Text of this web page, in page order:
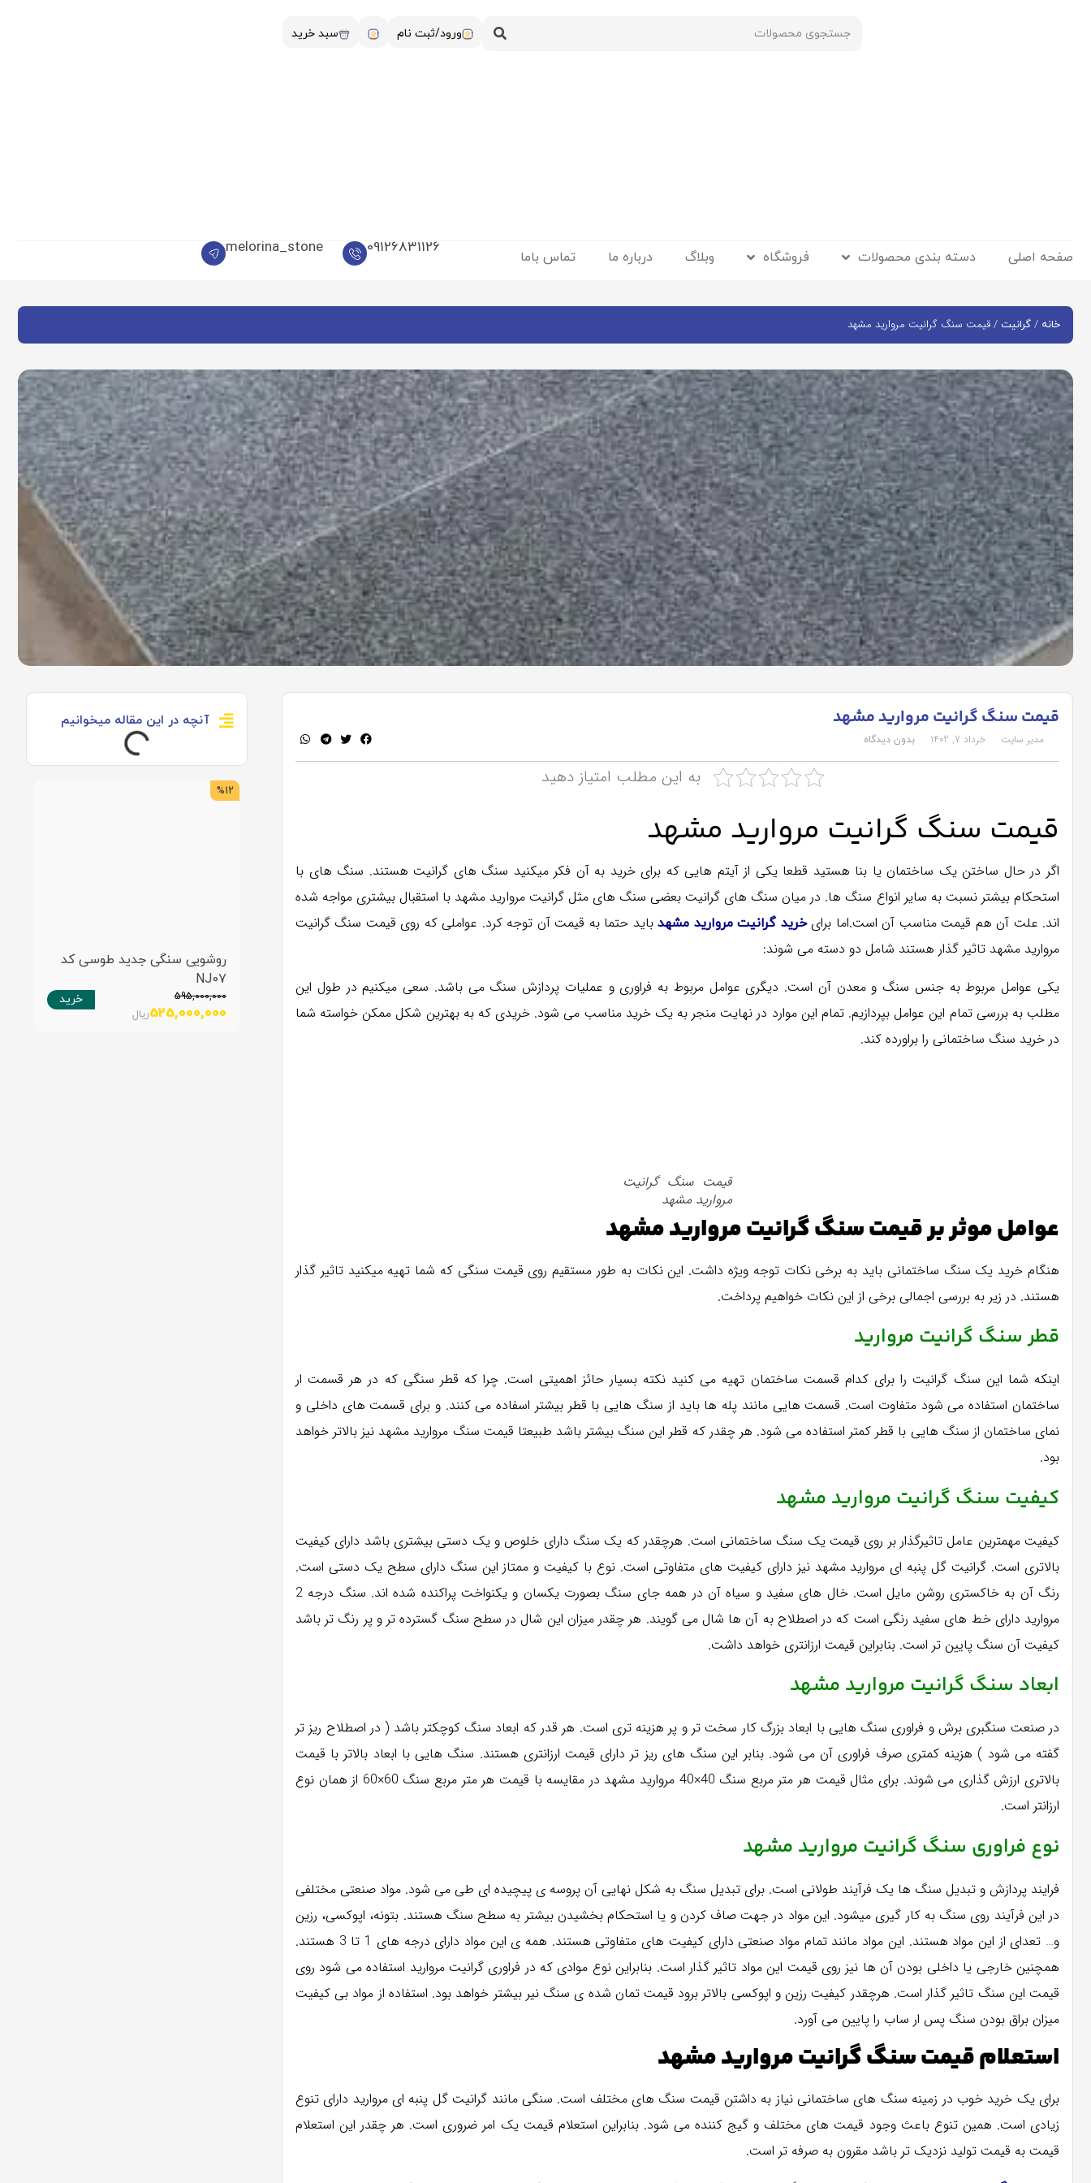
ورود/ثبت نام سبد خرید
صفحه اصلی دسته بندی محصولات فروشگاه وبلاگ درباره ما تماس باما 09126831126
melorina_stone
خانه / گرانیت / قیمت سنگ گرانیت مروارید مشهد
قیمت سنگ گرانیت مروارید مشهد
مدیر سایت خرداد 7, 1402 بدون دیدگاه
به این مطلب امتیاز دهید
قیمت سنگ گرانیت مروارید مشهد
اگر در حال ساختن یک ساختمان یا بنا هستید قطعا یکی از آیتم هایی که برای خرید به آن فکر میکنید سنگ های گرانیت هستند. سنگ های با
استحکام بیشتر نسبت به سایر انواع سنگ ها. در میان سنگ های گرانیت بعضی سنگ های مثل گرانیت مروارید مشهد با استقبال بیشتری مواجه شده
اند. علت آن هم قیمت مناسب آن است.اما برایخرید گرانیت مروارید مشهدباید حتما به قیمت آن توجه کرد. عواملی که روی قیمت سنگ گرانیت
مروارید مشهد تاثیر گذار هستند شامل دو دسته می شوند:
یکی عوامل مربوط به جنس سنگ و معدن آن است. دیگری عوامل مربوط به فراوری و عملیات پردازش سنگ می باشد. سعی میکنیم در طول این
مطلب به بررسی تمام این عوامل بپردازیم. تمام این موارد در نهایت منجر به یک خرید مناسب می شود. خریدی که به بهترین شکل ممکن خواسته شما
در خرید سنگ ساختمانی را براورده کند.
قیمت سنگ گرانیت
مروارید مشهد
عوامل موثر بر قیمت سنگ گرانیت مروارید مشهد
هنگام خرید یک سنگ ساختمانی باید به برخی نکات توجه ویژه داشت. این نکات به طور مستقیم روی قیمت سنگی که شما تهیه میکنید تاثیر گذار
هستند. در زیر به بررسی اجمالی برخی از این نکات خواهیم پرداخت.
قطر سنگ گرانیت مروارید
اینکه شما این سنگ گرانیت را برای کدام قسمت ساختمان تهیه می کنید نکته بسیار حائز اهمیتی است. چرا که قطر سنگی که در هر قسمت ار
ساختمان استفاده می شود متفاوت است. قسمت هایی مانند پله ها باید از سنگ هایی با قطر بیشتر اسفاده می کنند. و برای قسمت های داخلی و
نمای ساختمان از سنگ هایی با قطر کمتر استفاده می شود. هر چقدر که قطر این سنگ بیشتر باشد طبیعتا قیمت سنگ مروارید مشهد نیز بالاتر خواهد
بود.
کیفیت سنگ گرانیت مروارید مشهد
کیفیت مهمترین عامل تاثیرگذار بر روی قیمت یک سنگ ساختمانی است. هرچقدر که یک سنگ دارای خلوص و یک دستی بیشتری باشد دارای کیفیت
بالاتری است. گرانیت گل پنبه ای مروارید مشهد نیز دارای کیفیت های متفاوتی است. نوع با کیفیت و ممتاز این سنگ دارای سطح یک دستی است.
رنگ آن به خاکستری روشن مایل است. خال های سفید و سیاه آن در همه جای سنگ بصورت یکسان و یکنواخت پراکنده شده اند. سنگ درجه 2
مروارید دارای خط های سفید رنگی است که در اصطلاح به آن ها شال می گویند. هر چقدر میزان این شال در سطح سنگ گسترده تر و پر رنگ تر باشد
کیفیت آن سنگ پایین تر است. بنابراین قیمت ارزانتری خواهد داشت.
ابعاد سنگ گرانیت مروارید مشهد
در صنعت سنگبری برش و فراوری سنگ هایی با ابعاد بزرگ کار سخت تر و پر هزینه تری است. هر قدر که ابعاد سنگ کوچکتر باشد ( در اصطلاح ریز تر
گفته می شود ) هزینه کمتری صرف فراوری آن می شود. بنابر این سنگ های ریز تر دارای قیمت ارزانتری هستند. سنگ هایی با ابعاد بالاتر با قیمت
بالاتری ارزش گذاری می شوند. برای مثال قیمت هر متر مربع سنگ 40×40 مروارید مشهد در مقایسه با قیمت هر متر مربع سنگ 60×60 از همان نوع
ارزانتر است.
نوع فراوری سنگ گرانیت مروارید مشهد
فرایند پردازش و تبدیل سنگ ها یک فرآیند طولانی است. برای تبدیل سنگ به شکل نهایی آن پروسه ی پیچیده ای طی می شود. مواد صنعتی مختلفی
در این فرآیند روی سنگ به کار گیری میشود. این مواد در جهت صاف کردن و یا استحکام بخشیدن بیشتر به سطح سنگ هستند. بتونه، اپوکسی، رزین
و… تعدای از این مواد هستند. این مواد مانند تمام مواد صنعتی دارای کیفیت های متفاوتی هستند. همه ی این مواد دارای درجه های 1 تا 3 هستند.
همچنین خارجی یا داخلی بودن آن ها نیز روی قیمت این مواد تاثیر گذار است. بنابراین نوع موادی که در فراوری گرانیت مروارید استفاده می شود روی
قیمت این سنگ تاثیر گذار است. هرچقدر کیفیت رزین و اپوکسی بالاتر برود قیمت تمان شده ی سنگ نیر بیشتر خواهد بود. استفاده از مواد بی کیفیت
میزان براق بودن سنگ پس ار ساب را پایین می آورد.
استعلام قیمت سنگ گرانیت مروارید مشهد
برای یک خرید خوب در زمینه سنگ های ساختمانی نیاز به داشتن قیمت سنگ های مختلف است. سنگی مانند گرانیت گل پنبه ای مروارید دارای تنوع
زیادی است. همین تنوع باعث وجود قیمت های مختلف و گیج کننده می شود. بنابراین استعلام قیمت یک امر ضروری است. هر چقدر این استعلام
قیمت به قیمت تولید نزدیک تر باشد مقرون به صرفه تر است.
آنچه در این مقاله میخوانیم
%12
روشویی سنگی جدید طوسی کد
NJ07
595,000,000
525,000,000ریال
خرید